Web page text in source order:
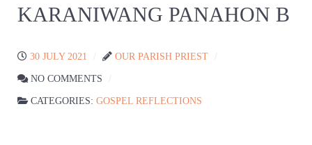
KARANIWANG PANAHON B
30 JULY 2021 OUR PARISH PRIEST
NO COMMENTS
CATEGORIES: GOSPEL REFLECTIONS